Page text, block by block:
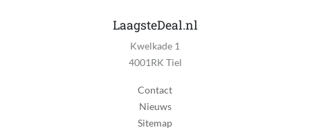
LaagsteDeal.nl
Kwelkade 1
4001RK Tiel
Contact
Nieuws
Sitemap